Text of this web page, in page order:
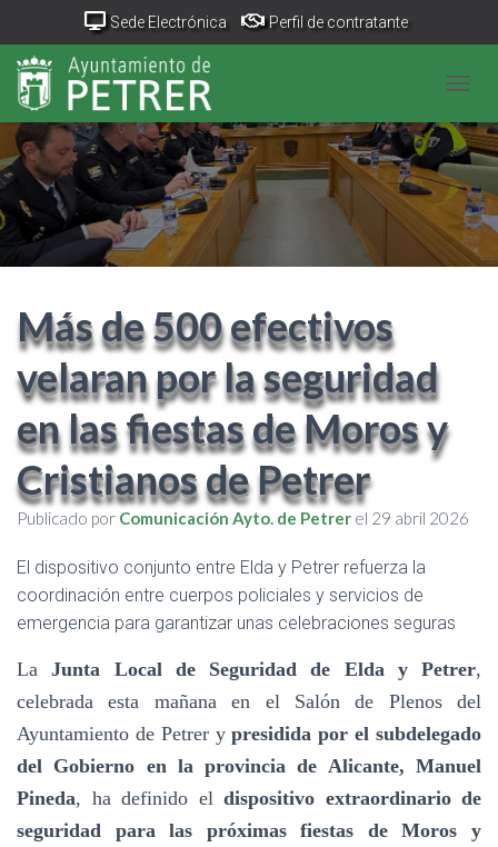
Sede Electrónica Perfil de contratante
Portal Transparencia
Canal de denuncias
Más de 500 efectivos
velaran por la seguridad
en las fiestas de Moros y
Cristianos de Petrer
Publicado por Comunicación Ayto. de Petrer el 29 abril 2026
El dispositivo conjunto entre Elda y Petrer refuerza la
coordinación entre cuerpos policiales y servicios de
emergencia para garantizar unas celebraciones seguras
LaJunta Local de Seguridad de Elda y Petrer,
celebrada esta mañana en el Salón de Plenos del
Ayuntamiento de Petrer ypresidida por el subdelegado
del Gobierno en la provincia de Alicante, Manuel
Pineda, ha definido el dispositivo extraordinario de
seguridad para las próximas fiestas de Moros y